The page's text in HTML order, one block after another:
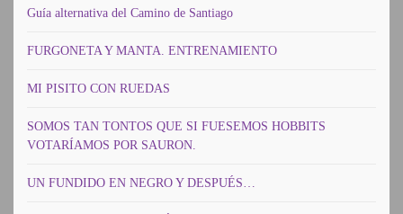
Guía alternativa del Camino de Santiago
FURGONETA Y MANTA. ENTRENAMIENTO
MI PISITO CON RUEDAS
SOMOS TAN TONTOS QUE SI FUESEMOS HOBBITS
VOTARÍAMOS POR SAURON.
UN FUNDIDO EN NEGRO Y DESPUÉS…